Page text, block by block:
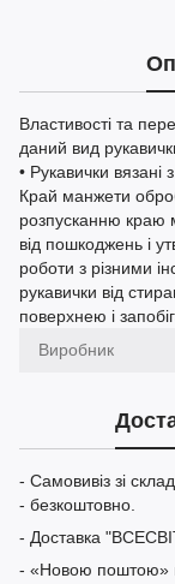
Властивості та
даний вид
• Рукавички вязані
Край манжети
розпусканню краю
від пошкоджень і
роботи з різними
рукавички від
поверхнею і
Виробник
- Самовивіз зі
- безкоштовно.
- Доставка
- «Новою поштою»